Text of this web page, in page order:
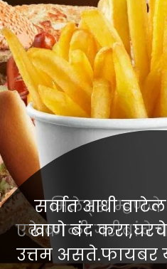
मिलेट्स म्हणजे
सर्वात आधी
खाणे बंद
उत्तम असते.फायबर